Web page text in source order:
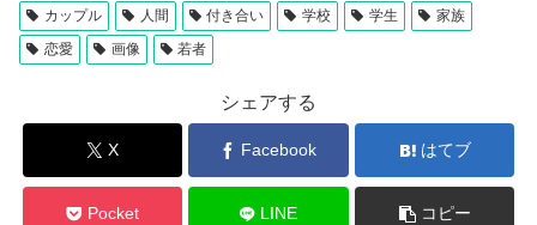
カップル 人間 付き合い 学校 学生
家族
恋愛
画像 若者
シェアする
X Facebook はてブ
Pocket LINE コピー